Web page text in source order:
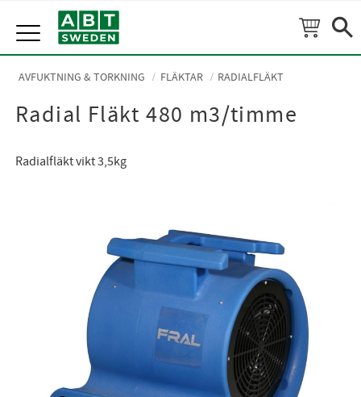
Meny
AVFUKTNING & TORKNING FLÄKTAR RADIALFLÄKT
Radial Fläkt 480 m3/timme
Radialfläkt vikt 3,5kg